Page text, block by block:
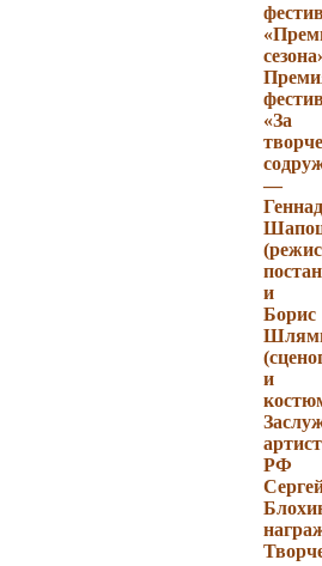
«За
—
и
Борис
и
артист
РФ